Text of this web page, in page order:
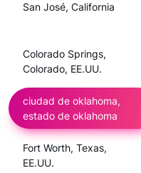
San José, California
Colorado Springs,
Colorado, EE.UU.
ciudad de oklahoma,
estado de oklahoma
Fort Worth, Texas,
EE.UU.